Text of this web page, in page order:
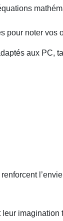
pour noter vos
aux PC,
renforcent
imagination